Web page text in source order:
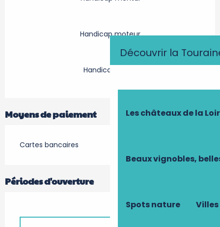
Découvrir la
Les châteaux de la
Beaux vignobles,
Spots nature
Handicap moteur
Handicap visuel
Moyens de paiement
Cartes bancaires
Périodes d'ouverture